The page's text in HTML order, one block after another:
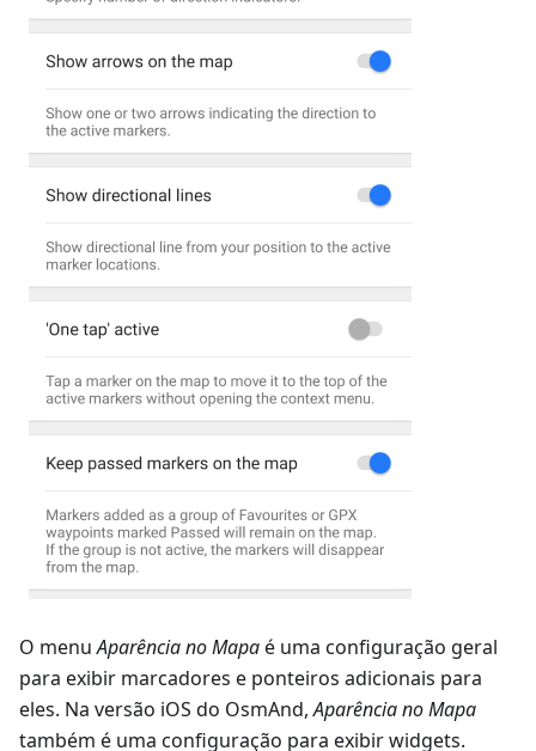
O menuAparência no Mapaé uma configuração geral
para exibir marcadores e ponteiros adicionais para
eles. Na versão iOS do OsmAnd,Aparência no Mapa
também é uma configuração para exibir widgets.